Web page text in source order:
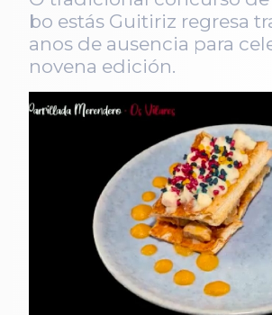
bo estás Guitiriz regresa
anos de ausencia para
novena edición.